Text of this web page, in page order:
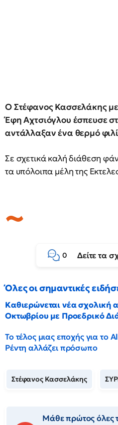
Ο Στέφανος Κασσελάκης με
Έφη Αχτσιόγλου έσπευσε
αντάλλαξαν ένα θερμό
Σε σχετικά καλή διάθεση
τα υπόλοιπα μέλη της
0 Δείτε τα
Όλες οι σημαντικές
Καθιερώνεται νέα σχολική
Οκτωβρίου με Προεδρικό
Το τέλος μιας εποχής για το
Ρέντη αλλάζει πρόσωπο
Στέφανος Κασσελάκης
Μάθε πρώτος όλες